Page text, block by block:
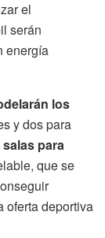
el
serán
energía
los
y dos para
para
que se
oferta deportiva